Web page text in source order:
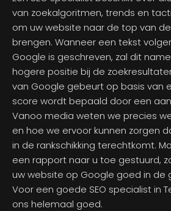
van zoekalgoritmen, trends en
om uw website naar de top van
brengen. Wanneer een tekst
Google is geschreven, zal dit
hogere positie bij de
van Google gebeurt op basis van
score wordt bepaald door een
Vanoo media weten we precies
en hoe we ervoor kunnen zorgen
in de rankschikking terechtkomt.
een rapport naar u toe gestuurd,
uw website op Google goed in de
Voor een goede SEO specialist in
ons helemaal goed.